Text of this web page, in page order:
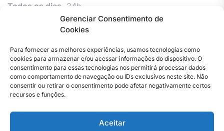
Gerenciar Consentimento de
Cookies
Para fornecer as melhores experiências, usamos tecnologias como
cookies para armazenar e/ou acessar informações do dispositivo. O
consentimento para essas tecnologias nos permitirá processar dados
como comportamento de navegação ou IDs exclusivos neste site. Não
consentir ou retirar o consentimento pode afetar negativamente certos
recursos e funções.
Aceitar
Todos os dias, 24h.
Facebook
Instagram
TwitterYoutube
contato
Privacidade
–
cookiescookiescookies
e
Copyright © 2023 . Todos os direitos reservados. Webmaster